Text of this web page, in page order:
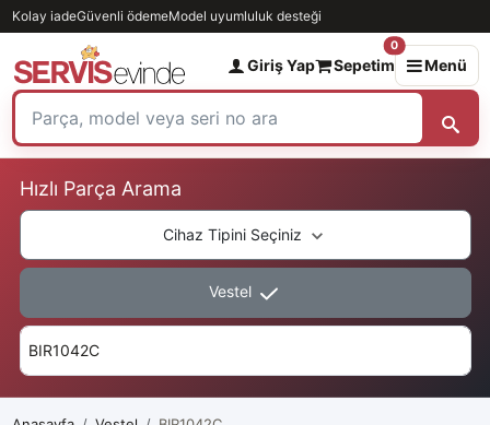
Kolay iadeGüvenli ödemeModel uyumluluk desteği
Giriş Yap Sepetim
0
Menü
Hızlı Parça Arama
Cihaz Tipini Seçiniz
Vestel